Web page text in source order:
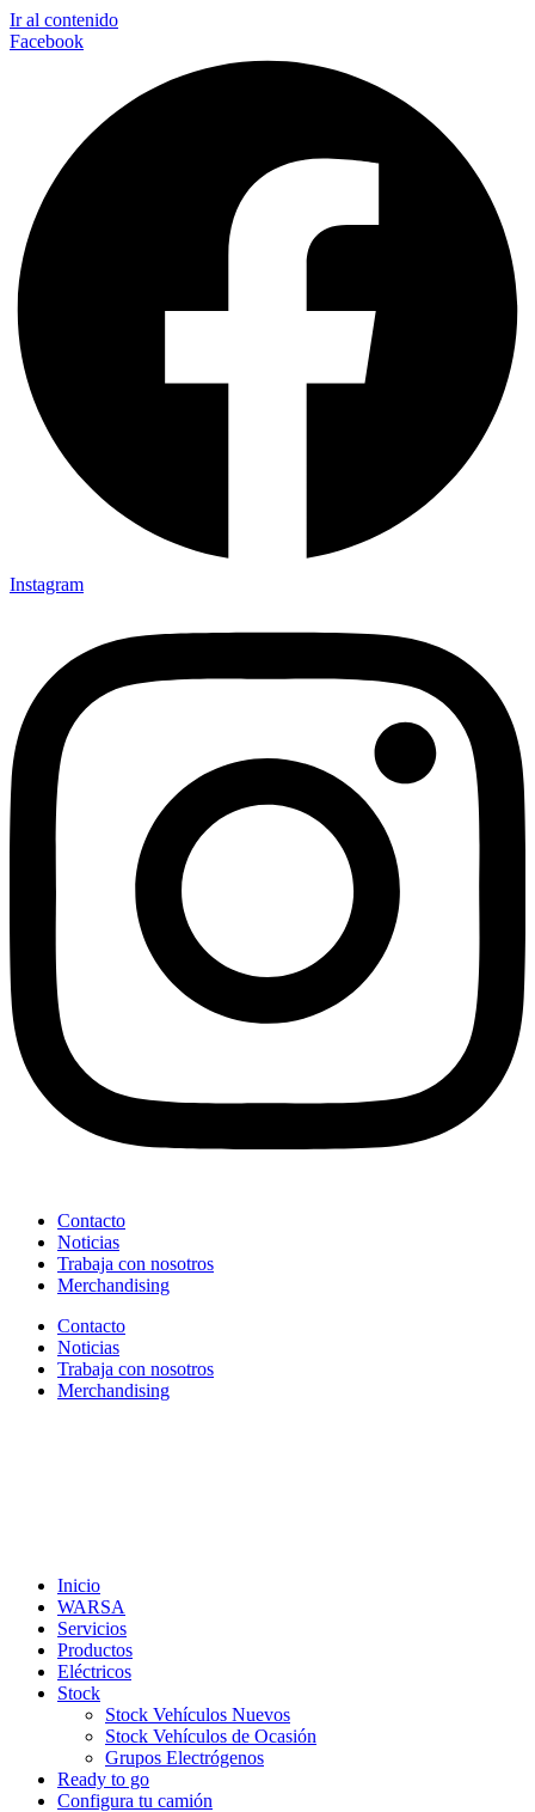
Ir al contenido
Facebook
Instagram
Contacto
Noticias
Trabaja con nosotros
Merchandising
Contacto
Noticias
Trabaja con nosotros
Merchandising
Inicio
WARSA
Servicios
Productos
Eléctricos
Stock
Stock Vehículos Nuevos
Stock Vehículos de Ocasión
Grupos Electrógenos
Ready to go
Configura tu camión